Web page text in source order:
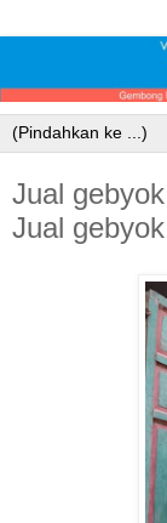
Jual
Jual